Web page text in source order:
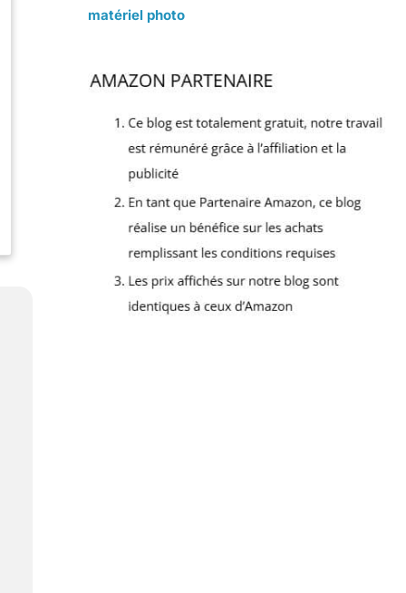
matériel photo